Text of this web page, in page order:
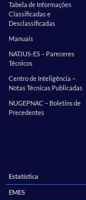
Tabela de Informações
Classificadas e
Desclassificadas
Manuais
NATJUS-ES – Pareceres
Técnicos
Centro de Inteligência –
Notas Técnicas Publicadas
NUGEPNAC – Boletins de
Precedentes
Estatística
EMES